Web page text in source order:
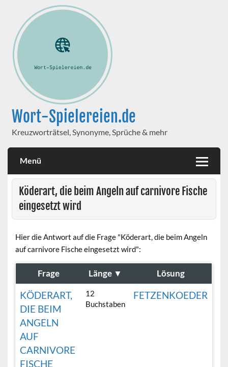
Wort-Spielereien.de
Kreuzworträtsel, Synonyme, Sprüche & mehr
Menü
Köderart, die beim Angeln auf carnivore Fische
eingesetzt wird
Hier die Antwort auf die Frage "Köderart, die beim Angeln
auf carnivore Fische eingesetzt wird":
Frage Länge ▼ Lösung
KÖDERART,
DIE BEIM
ANGELN
AUF
CARNIVORE
FISCHE
12
Buchstaben
FETZENKOEDER